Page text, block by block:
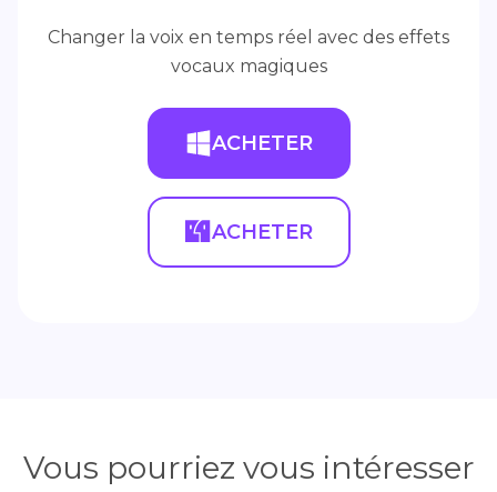
Changer la voix en temps réel avec des effets
vocaux magiques
ACHETER
ACHETER
Vous pourriez vous intéresser